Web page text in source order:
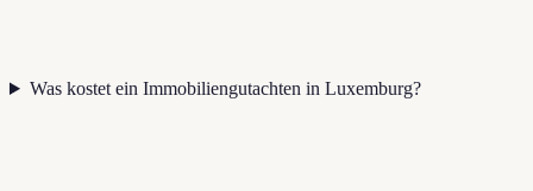
Was kostet ein Immobiliengutachten in Luxemburg?